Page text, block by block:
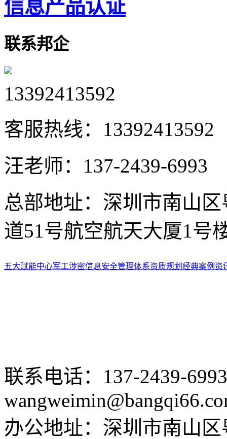
信息产品认证
联系邦企
13392413592
客服热线： 13392413592
汪老师： 137-2439-6993
总部地址： 深圳市南山
道51号航空航天大厦1号
五大赋能中心军工涉密信息安全管理体系资质规划 经典案例 资
联系电话：137-2439-6993
办公地址：深圳市南山